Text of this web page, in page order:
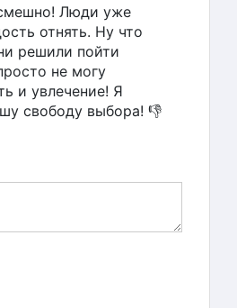
смешно! Люди уже
отнять. Ну что
решили пойти
не могу
и увлечение! Я
свободу выбора! 👎